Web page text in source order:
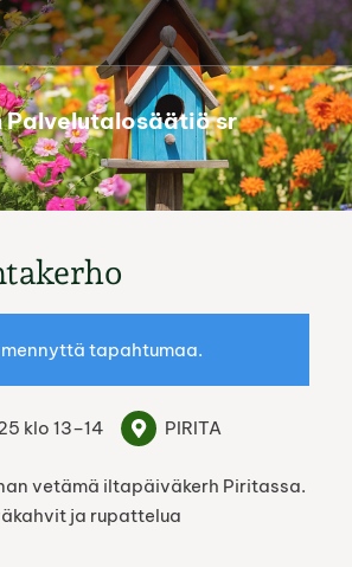
Palvelutalosäätiö sr
tapahtumaa.
klo 13–14 PIRITA
vetämä iltapäiväkerh Piritassa.
ja rupattelua